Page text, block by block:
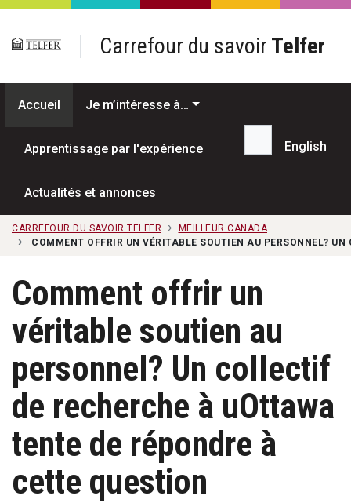
Passer au contenu principal
Carrefour du savoir Telfer
Accueil Je m’intéresse à…
Apprentissage par l'expérience
Actualités et annonces
Recherche...
English
CARREFOUR DU SAVOIR TELFER
MEILLEUR CANADA
COMMENT OFFRIR UN VÉRITABLE SOUTIEN AU PERSONNEL?
Comment offrir un
véritable soutien au
personnel? Un collectif
de recherche à uOttawa
tente de répondre à
cette question